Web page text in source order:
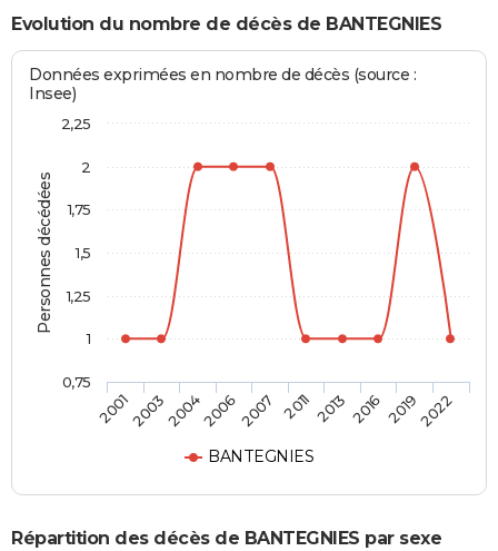
Evolution du nombre de décès de BANTEGNIES
Personnes décédées
Données exprimées en nombre de décès (source :
Insee)
BANTEGNIES
20012003200420062007 2011 2013 2016 20192022
0,75
1
1,25
1,5
1,75
2
2,25
Répartition des décès de BANTEGNIES par sexe